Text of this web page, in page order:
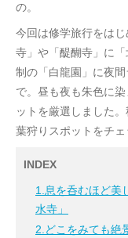
の。
今回は修学旅行をは
寺」や「醍醐寺」に
制の「白龍園」に夜
で。昼も夜も朱色に
ットを厳選しました
葉狩りスポットをチェ
INDEX
1.息を呑むほど美
水寺」
2.どこをみても絶